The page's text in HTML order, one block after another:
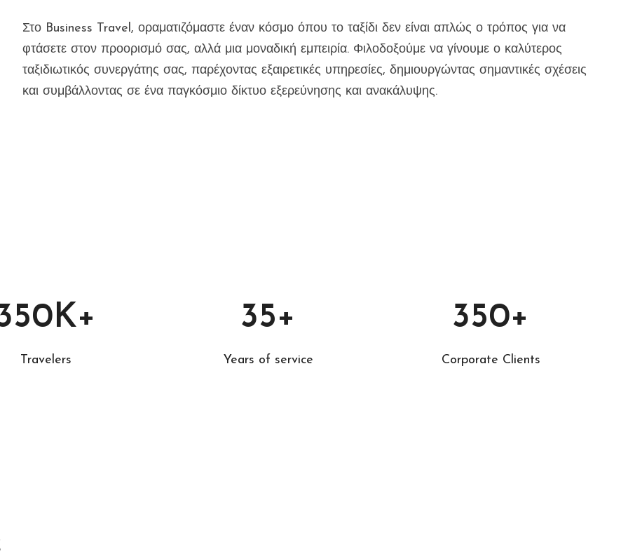
Στο Business Travel, οραματιζόμαστε έναν κόσμο όπου το ταξίδι δεν είναι απλώς ο τρόπος για να
φτάσετε στον προορισμό σας, αλλά μια μοναδική εμπειρία. Φιλοδοξούμε να γίνουμε ο καλύτερος
ταξιδιωτικός συνεργάτης σας, παρέχοντας εξαιρετικές υπηρεσίες, δημιουργώντας σημαντικές σχέσεις
και συμβάλλοντας σε ένα παγκόσμιο δίκτυο εξερεύνησης και ανακάλυψης.
K+
Travelers
35+
Years of service
350+
Corporate Clients